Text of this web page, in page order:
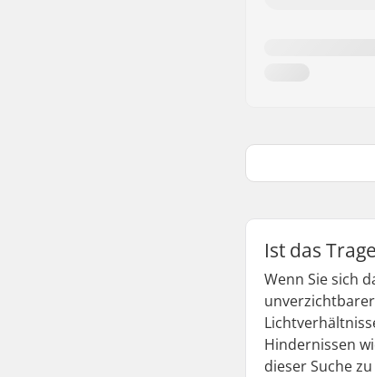
Ist das
Wenn Sie sich
Hindernissen
dieser Suche